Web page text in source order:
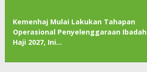
Kemenhaj Mulai Lakukan Tahapan
Operasional Penyelenggaraan Ibadah
Haji 2027, Ini…